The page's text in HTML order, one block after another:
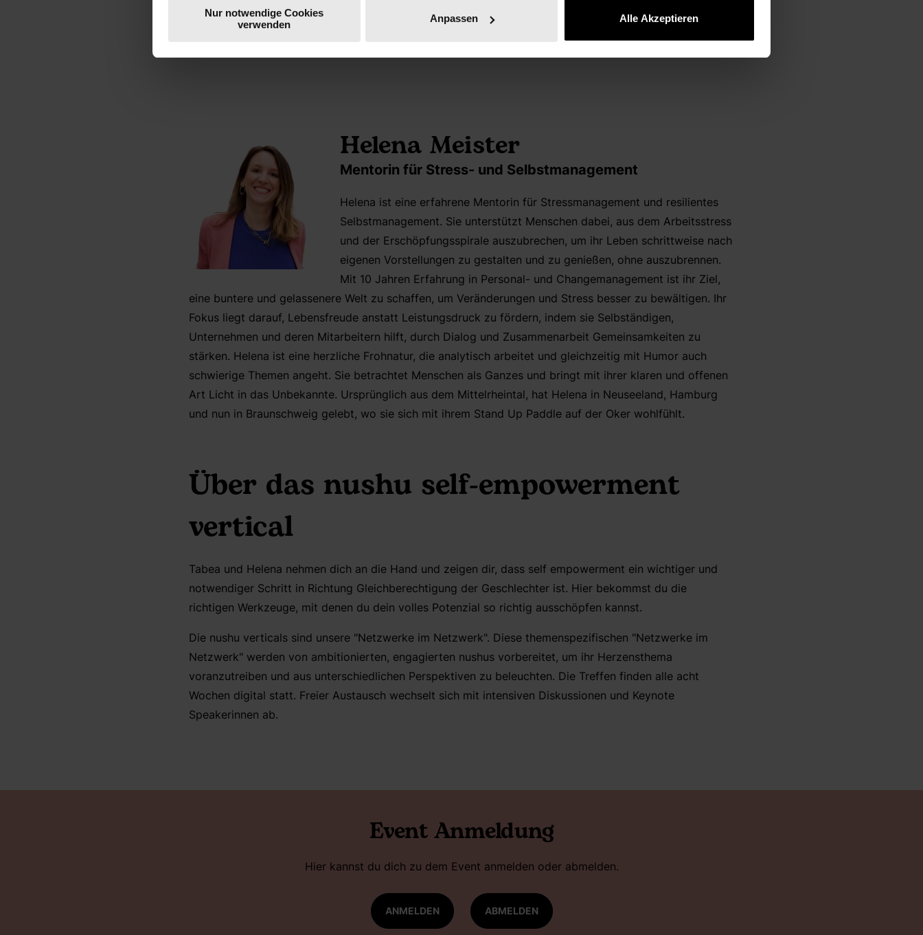
Nur notwendige Cookies
verwenden
Anpassen Alle Akzeptieren
Bedürfnissen, Werten und Zielen bilden dafür die Basis. In ihrer Arbeit kombiniert sie deswegen Elemente
aus den verschiedenen Bereichen und entwickelt so ganzheitliche Konzepte, die den Menschen als
Helena Meister
Mentorin für Stress- und Selbstmanagement
Helena ist eine erfahrene Mentorin für Stressmanagement und resilientes
Selbstmanagement. Sie unterstützt Menschen dabei, aus dem Arbeitsstress
und der Erschöpfungsspirale auszubrechen, um ihr Leben schrittweise nach
eigenen Vorstellungen zu gestalten und zu genießen, ohne auszubrennen.
Mit 10 Jahren Erfahrung in Personal- und Changemanagement ist ihr Ziel,
eine buntere und gelassenere Welt zu schaffen, um Veränderungen und Stress besser zu bewältigen. Ihr
Fokus liegt darauf, Lebensfreude anstatt Leistungsdruck zu fördern, indem sie Selbständigen,
Unternehmen und deren Mitarbeitern hilft, durch Dialog und Zusammenarbeit Gemeinsamkeiten zu
stärken. Helena ist eine herzliche Frohnatur, die analytisch arbeitet und gleichzeitig mit Humor auch
schwierige Themen angeht. Sie betrachtet Menschen als Ganzes und bringt mit ihrer klaren und offenen
Art Licht in das Unbekannte. Ursprünglich aus dem Mittelrheintal, hat Helena in Neuseeland, Hamburg
und nun in Braunschweig gelebt, wo sie sich mit ihrem Stand Up Paddle auf der Oker wohlfühlt.
Über das nushu self-empowerment
vertical
Tabea und Helena nehmen dich an die Hand und zeigen dir, dass self empowerment ein wichtiger und
notwendiger Schritt in Richtung Gleichberechtigung der Geschlechter ist. Hier bekommst du die
richtigen Werkzeuge, mit denen du dein volles Potenzial so richtig ausschöpfen kannst.
Die nushu verticals sind unsere "Netzwerke im Netzwerk". Diese themenspezifischen "Netzwerke im
Netzwerk" werden von ambitionierten, engagierten nushus vorbereitet, um ihr Herzensthema
voranzutreiben und aus unterschiedlichen Perspektiven zu beleuchten. Die Treffen finden alle acht
Wochen digital statt. Freier Austausch wechselt sich mit intensiven Diskussionen und Keynote
Speakerinnen ab.
Event Anmeldung
Hier kannst du dich zu dem Event anmelden oder abmelden.
ANMELDEN ABMELDEN